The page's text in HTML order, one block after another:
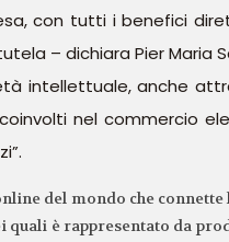
con tutti i benefici
– dichiara Pier Maria
intellettuale, anche
nel commercio
del mondo che connette
è rappresentato da